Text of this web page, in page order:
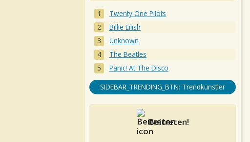
Twenty One Pilots
Billie Eilish
Unknown
The Beatles
Panic! At The Disco
SIDEBAR_TRENDING_BTN: Trendkünstler
Beitreten!